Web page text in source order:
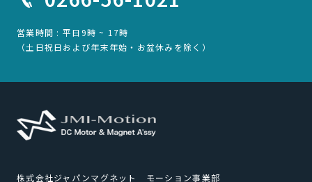
営業時間 : 平日9時 ~ 17時
（土日祝日および年末年始・お盆休みを除く）
株式会社ジャパンマグネット モーション事業部